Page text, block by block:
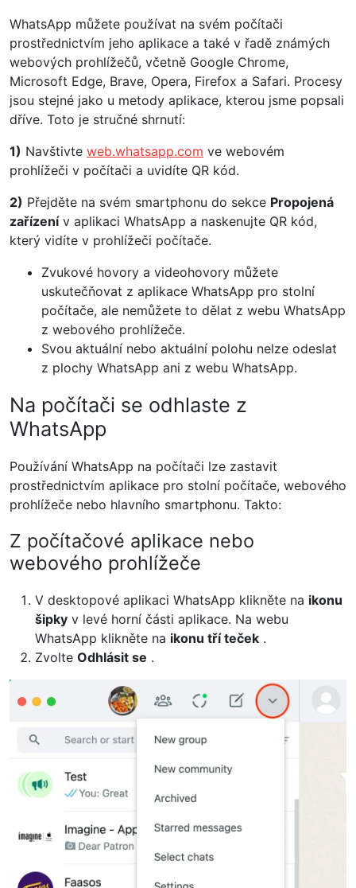
WhatsApp můžete používat na svém počítači
prostřednictvím jeho aplikace a také v řadě známých
webových prohlížečů, včetně Google Chrome,
Microsoft Edge, Brave, Opera, Firefox a Safari. Procesy
jsou stejné jako u metody aplikace, kterou jsme popsali
dříve. Toto je stručné shrnutí:
1) Navštivte web.whatsapp.com ve webovém
prohlížeči v počítači a uvidíte QR kód.
2) Přejděte na svém smartphonu do sekce Propojená
zařízenív aplikaci WhatsApp a naskenujte QR kód,
který vidíte v prohlížeči počítače.
Zvukové hovory a videohovory můžete
uskutečňovat z aplikace WhatsApp pro stolní
počítače, ale nemůžete to dělat z webu WhatsApp
z webového prohlížeče.
Svou aktuální nebo aktuální polohu nelze odeslat
z plochy WhatsApp ani z webu WhatsApp.
Na počítači se odhlaste z
WhatsApp
Používání WhatsApp na počítači lze zastavit
prostřednictvím aplikace pro stolní počítače, webového
prohlížeče nebo hlavního smartphonu. Takto:
Z počítačové aplikace nebo
webového prohlížeče
V desktopové aplikaci WhatsApp klikněte na ikonu
šipky v levé horní části aplikace. Na webu
WhatsApp klikněte na ikonu tří teček .
Zvolte Odhlásit se .